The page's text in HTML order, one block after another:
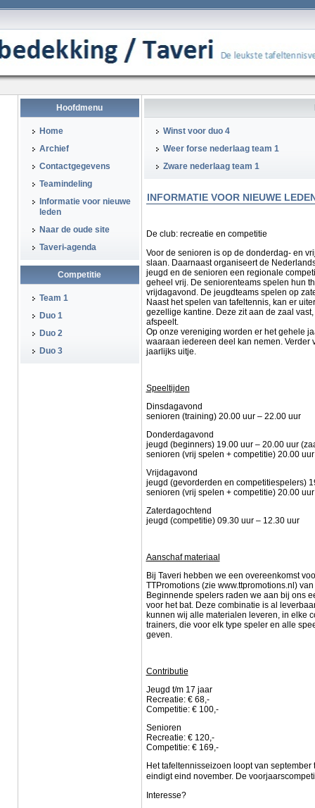
Hoofdmenu
Home
Archief
Contactgegevens
Teamindeling
Informatie voor nieuwe
leden
Naar de oude site
Taveri-agenda
Competitie
Team 1
Duo 1
Duo 2
Duo 3
Winst voor duo 4
Weer forse nederlaag team 1
Zware nederlaag team 1
INFORMATIE VOOR NIEUWE
De club: recreatie en competitie
Voor de senioren is op de donderdag- en
slaan. Daarnaast organiseert de
jeugd en de senioren een regionale
geheel vrij. De seniorenteams spelen hun
vrijdagavond. De jeugdteams spelen op
Naast het spelen van tafeltennis, kan er
gezellige kantine. Deze zit aan de zaal
afspeelt.
Op onze vereniging worden er het gehele
waaraan iedereen deel kan nemen. Verder
jaarlijks uitje.
Speeltijden
Dinsdagavond
senioren (training) 20.00 uur – 22.00 uur
Donderdagavond
jeugd (beginners) 19.00 uur – 20.00 uur
senioren (vrij spelen + competitie) 20.00
Vrijdagavond
jeugd (gevorderden en competitiespelers)
senioren (vrij spelen + competitie) 20.00
Zaterdagochtend
jeugd (competitie) 09.30 uur – 12.30 uur
Aanschaf materiaal
Bij Taveri hebben we een overeenkomst
TTPromotions (zie www.ttpromotions.nl)
Beginnende spelers raden we aan bij ons
voor het bat. Deze combinatie is al
kunnen wij alle materialen leveren, in elke
trainers, die voor elk type speler en alle
geven.
Contributie
Jeugd t/m 17 jaar
Recreatie: € 68,-
Competitie: € 100,-
Senioren
Recreatie: € 120,-
Competitie: € 169,-
Het tafeltennisseizoen loopt van
eindigt eind november. De
Interesse?